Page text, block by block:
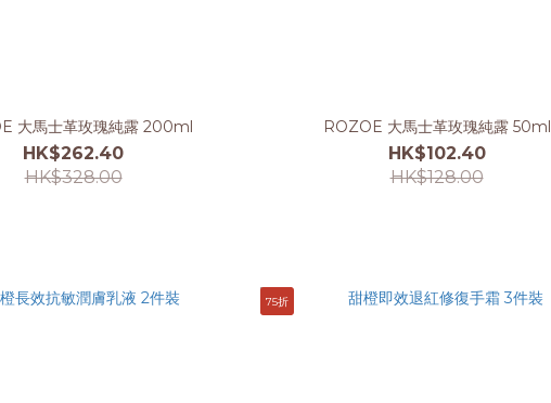
大馬士革玫瑰純露 200ml
HK$262.40
HK$328.00
ROZOE 大馬士革玫瑰純露 50ml
HK$102.40
HK$128.00
75折